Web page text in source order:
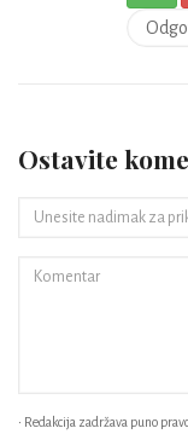
Ostavite
• Redakcija zadržava puno